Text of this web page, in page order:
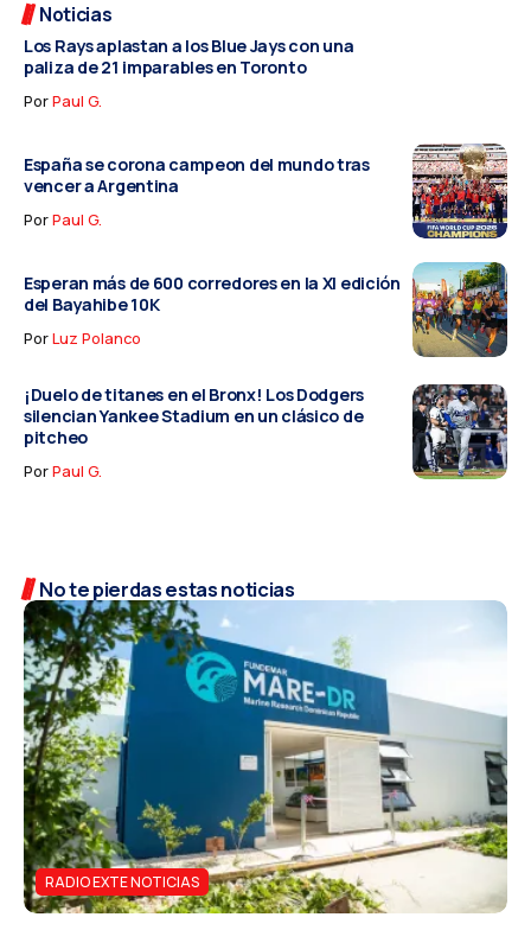
Noticias
Los Rays aplastan a los Blue Jays con una
paliza de 21 imparables en Toronto
PorPaul G.
España se corona campeon del mundo tras
vencer a Argentina
PorPaul G.
Esperan más de 600 corredores en la XI edición
del Bayahibe 10K
PorLuz Polanco
¡Duelo de titanes en el Bronx! Los Dodgers
silencian Yankee Stadium en un clásico de
pitcheo
PorPaul G.
No te pierdas estas noticias
RADIO EXTE NOTICIAS